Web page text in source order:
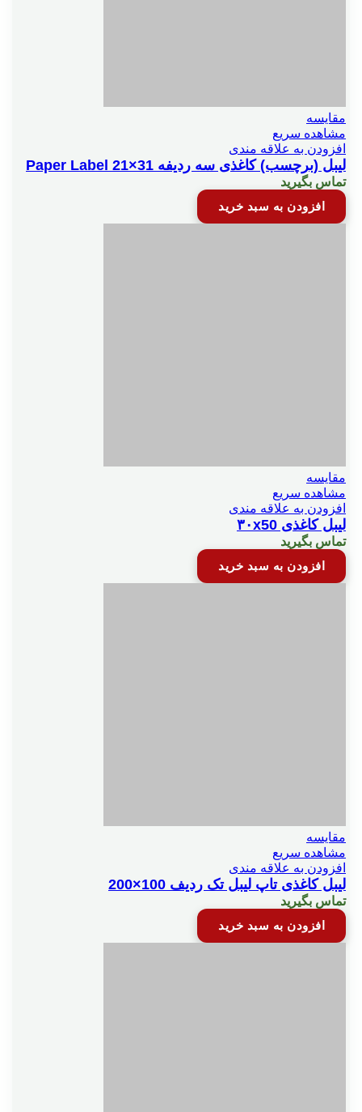
مقایسه
مشاهده سریع
افزودن به علاقه مندی
لیبل (برچسب) کاغذی سه ردیفه Paper Label 21×31
تماس بگیرید
افزودن به سبد خرید
مقایسه
مشاهده سریع
افزودن به علاقه مندی
لیبل کاغذی ۳۰x50
تماس بگیرید
افزودن به سبد خرید
مقایسه
مشاهده سریع
افزودن به علاقه مندی
لیبل کاغذی تاپ لیبل تک ردیف 100×200
تماس بگیرید
افزودن به سبد خرید